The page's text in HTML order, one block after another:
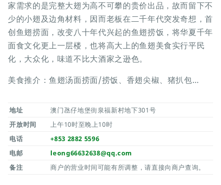
家需求的是完整大翅为高不可攀的贵价出品，故而留下不
少的小翅及边角材料，因而老板在二千年代突发奇想，首
创鱼翅捞面，改变八十年代兴起的鱼翅捞饭，将华夏千年
面食文化更上一层楼，也将高大上的鱼翅美食实行平民
化，大众化，味道不比大酒家之逊色。
美食推介：鱼翅汤面捞面/捞饭、香翅尖椒、猪扒包…
地址
澳门氹仔地堡街泉福新村地下301号
开放时间
上午10时至晚上10时
电话
+853 2882 5596
电邮
leong66632638@qq.com
备注
商户的营业时间可能有所调整，请直接向商户查询。